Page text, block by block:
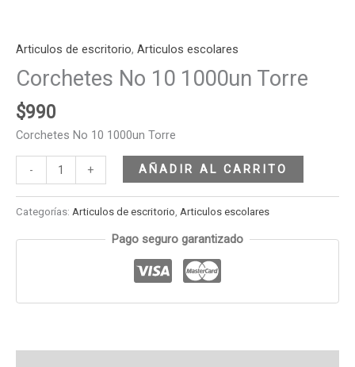
Articulos de escritorio, Articulos escolares
Corchetes No 10 1000un Torre
$990
Corchetes No 10 1000un Torre
- + AÑADIR AL CARRITO
Categorías: Articulos de escritorio Articulos escolares
Pago seguro garantizado